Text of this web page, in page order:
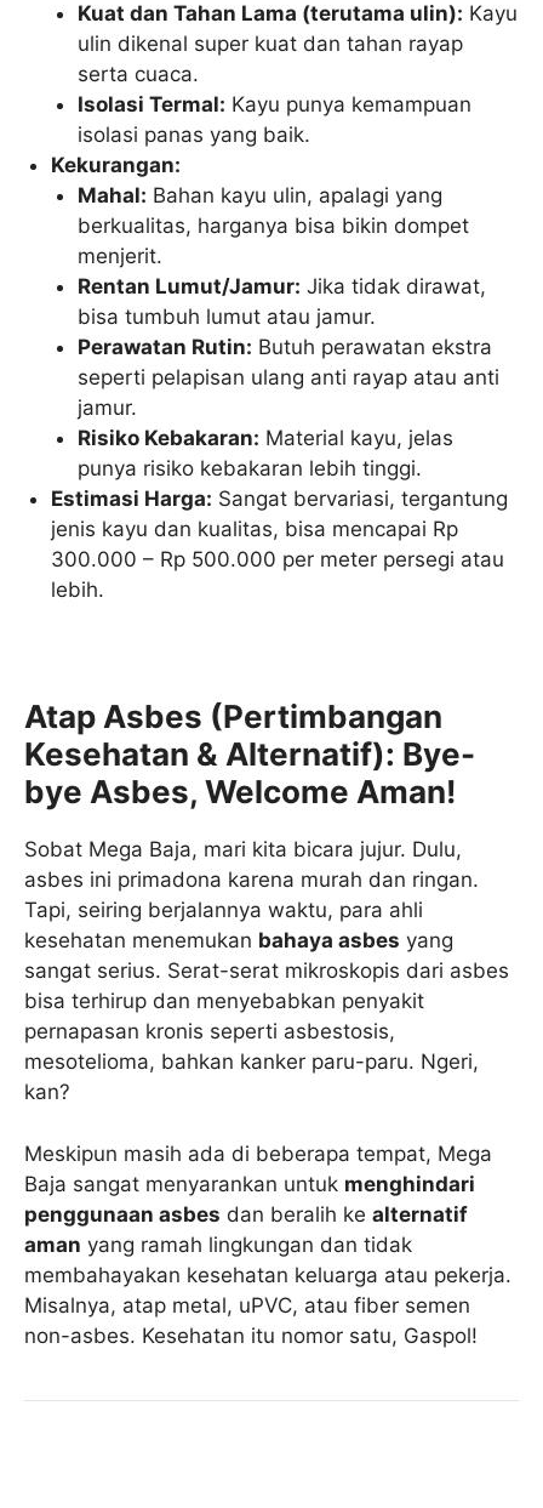
Kuat dan Tahan Lama (terutama ulin): Kayu
ulin dikenal super kuat dan tahan rayap
serta cuaca.
Isolasi Termal: Kayu punya kemampuan
isolasi panas yang baik.
Kekurangan:
Mahal: Bahan kayu ulin, apalagi yang
berkualitas, harganya bisa bikin dompet
menjerit.
Rentan Lumut/Jamur: Jika tidak dirawat,
bisa tumbuh lumut atau jamur.
Perawatan Rutin: Butuh perawatan ekstra
seperti pelapisan ulang anti rayap atau anti
jamur.
Risiko Kebakaran: Material kayu, jelas
punya risiko kebakaran lebih tinggi.
Estimasi Harga: Sangat bervariasi, tergantung
jenis kayu dan kualitas, bisa mencapai Rp
300.000 – Rp 500.000 per meter persegi atau
lebih.
Atap Asbes (Pertimbangan
Kesehatan & Alternatif): Bye-
bye Asbes, Welcome Aman!
Sobat Mega Baja, mari kita bicara jujur. Dulu,
asbes ini primadona karena murah dan ringan.
Tapi, seiring berjalannya waktu, para ahli
kesehatan menemukan bahaya asbes yang
sangat serius. Serat-serat mikroskopis dari asbes
bisa terhirup dan menyebabkan penyakit
pernapasan kronis seperti asbestosis,
mesotelioma, bahkan kanker paru-paru. Ngeri,
kan?
Meskipun masih ada di beberapa tempat, Mega
Baja sangat menyarankan untuk menghindari
penggunaan asbes dan beralih ke alternatif
aman yang ramah lingkungan dan tidak
membahayakan kesehatan keluarga atau pekerja.
Misalnya, atap metal, uPVC, atau fiber semen
non-asbes. Kesehatan itu nomor satu, Gaspol!